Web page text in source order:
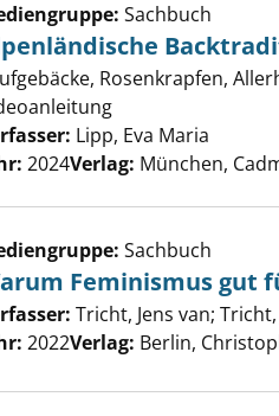
Details von
Sachbuch
Rosenkrapfen,
Lipp, Eva Maria
2024Verlag: München,
Details von Warum
Sachbuch
Feminismus gut
Tricht, Jens van; Tricht,
2022Verlag: Berlin,